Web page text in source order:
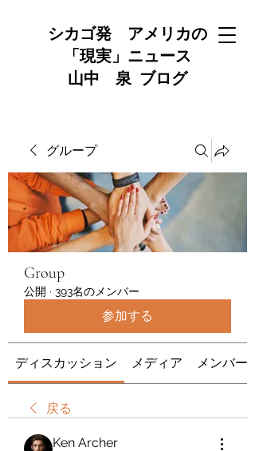
シカゴ発 アメリカの
「現実」ニュース
山中 泉 ブログ
グループ
Group
公開 · 393名のメンバー
参加する
ディスカッション メディア メンバー
戻る
Ken Archer